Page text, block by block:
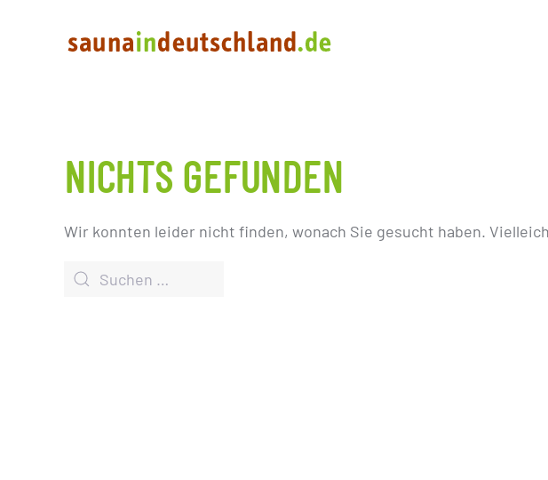
NICHTS GEFUNDEN
Wir konnten leider nicht finden, wonach Sie gesucht haben.